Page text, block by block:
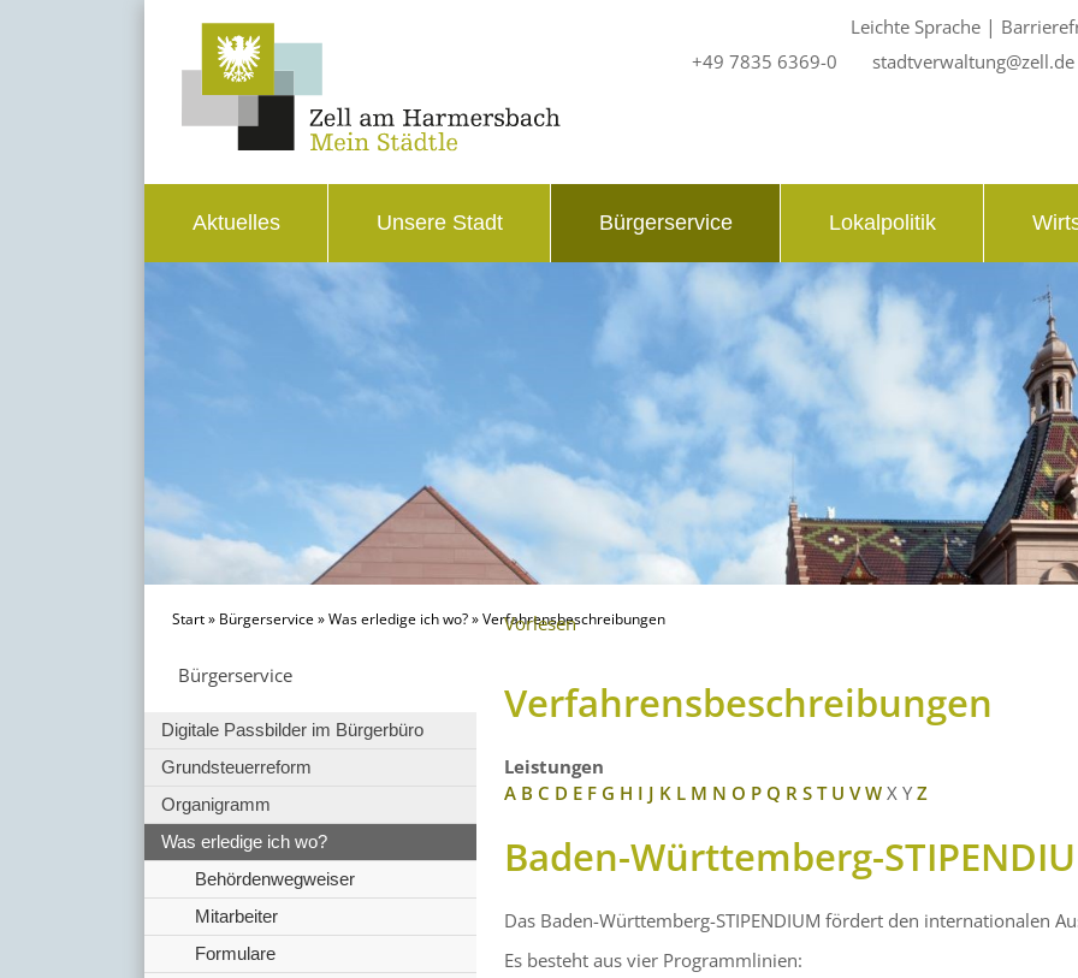
+49 7835 6369-0 stadtverwaltung@zell.de
Leichte Sprache|
Aktuelles Unsere Stadt Bürgerservice Lokalpolitik
Start» Bürgerservice»Was erledige ich wo?»Verfahrensbeschreibungen
Bürgerservice
Digitale Passbilder im Bürgerbüro
Grundsteuerreform
Organigramm
Was erledige ich wo?
Behördenwegweiser
Mitarbeiter
Formulare
Vorlesen
Verfahrensbeschreibungen
Leistungen
A B C D E F G H I J K L M N O P Q R S T U V W X Y Z
Baden-Württemberg-
Das Baden-Württemberg-STIPENDIUM fördert den internationalen
Es besteht aus vier Programmlinien: